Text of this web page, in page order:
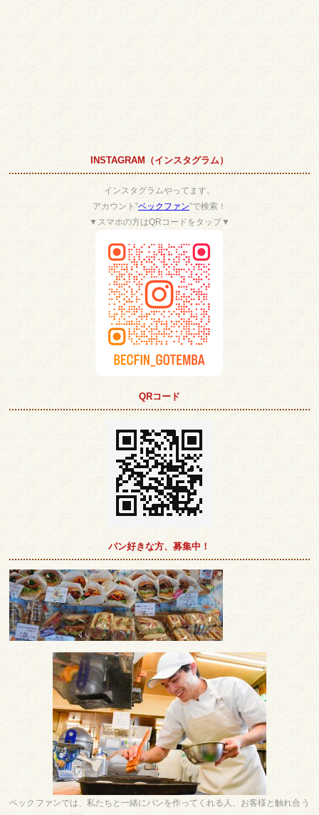
INSTAGRAM（インスタグラム）
インスタグラムやってます。
アカウント”ベックファン”で検索！
▼スマホの方はQRコードをタップ▼
QRコード
パン好きな方、募集中！
ベックファンでは、私たちと一緒にパンを作ってくれる人、お客様と触れ合う